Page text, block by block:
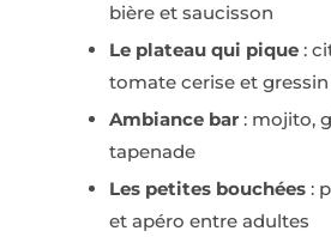
bière et saucisson
Le plateau qui pique :
tomate cerise et gressin
Ambiance bar : mojito,
tapenade
Les petites bouchées :
et apéro entre adultes